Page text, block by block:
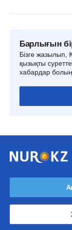
Барлығын
Бізге жазылып,
қызықты
хабардар